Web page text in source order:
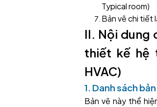
Typical room)
Bản vẽ chi tiết
II. Nội dung
thiết kế hệ
HVAC)
1. Danh sách
Bản vẽ này thể